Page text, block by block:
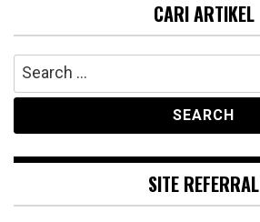
CARI ARTIKEL
Search
for:
SITE REFERRAL